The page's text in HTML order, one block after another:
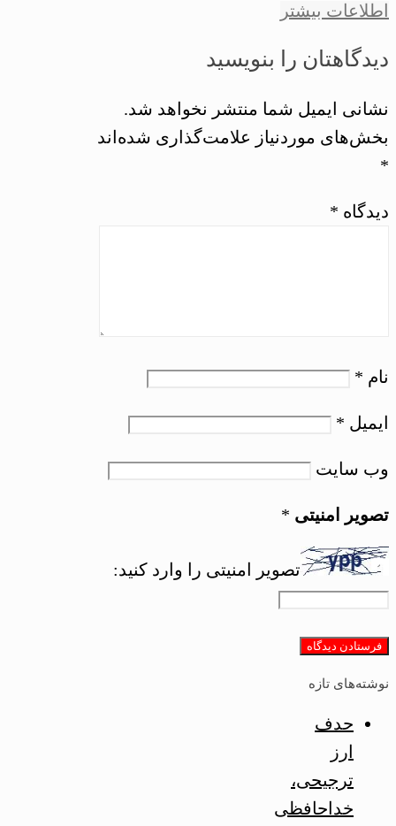
اطلاعات بیشتر
دیدگاهتان را بنویسید
نشانی ایمیل شما منتشر نخواهد شد.
بخش‌های موردنیاز علامت‌گذاری شده‌اند
*
دیدگاه *
نام *
ایمیل *
وب‌ سایت
تصویر امنیتی *
تصویر امنیتی را وارد کنید:
نوشته‌های تازه
حدف
ارز
ترجیحی،
خداحافظی